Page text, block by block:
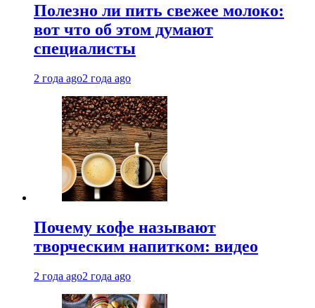
Полезно ли пить свежее молоко:
вот что об этом думают
специалисты
2 года ago2 года ago
Почему кофе называют
творческим напитком: видео
2 года ago2 года ago